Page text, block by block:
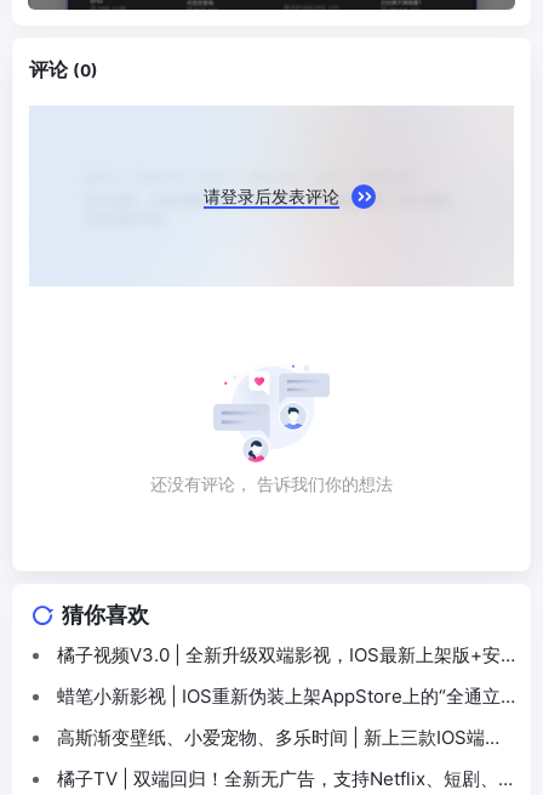
评论 (0)
请登录后发表评论
还没有评论， 告诉我们你的想法
猜你喜欢
橘子视频V3.0 | 全新升级双端影视，IOS最新上架版+安
卓手机3.0更新
蜡笔小新影视 | IOS重新伪装上架AppStore上的“全通立
体表面”，解锁口令不变，支持安卓、鸿蒙
高斯渐变壁纸、小爱宠物、多乐时间 | 新上三款IOS端苹
果影视APP，支持换源，缓存下载
橘子TV | 双端回归！全新无广告，支持Netflix、短剧、